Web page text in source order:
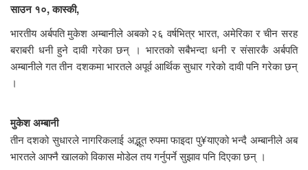
साउन १०, कास्की,
भारतीय अर्बपति मुकेश अम्बानीले अबको २६ वर्षभित्र भारत, अमेरिका र चीन सरह
बराबरी धनी हुने दावी गरेका छन् । भारतको सबैभन्दा धनी र संसारकै अर्बपति
अम्बानीले गत तीन दशकमा भारतले अपूर्व आर्थिक सुधार गरेको दावी पनि गरेका छन्
।
मुकेश अम्बानी
तीन दशको सुधारले नागरिकलाई अद्भूत रुपमा फाइदा पु¥याएको भन्दै अम्बानीले अब
भारतले आफ्नै खालको विकास मोडेल तय गर्नुपर्ने सुझाव पनि दिएका छन् ।